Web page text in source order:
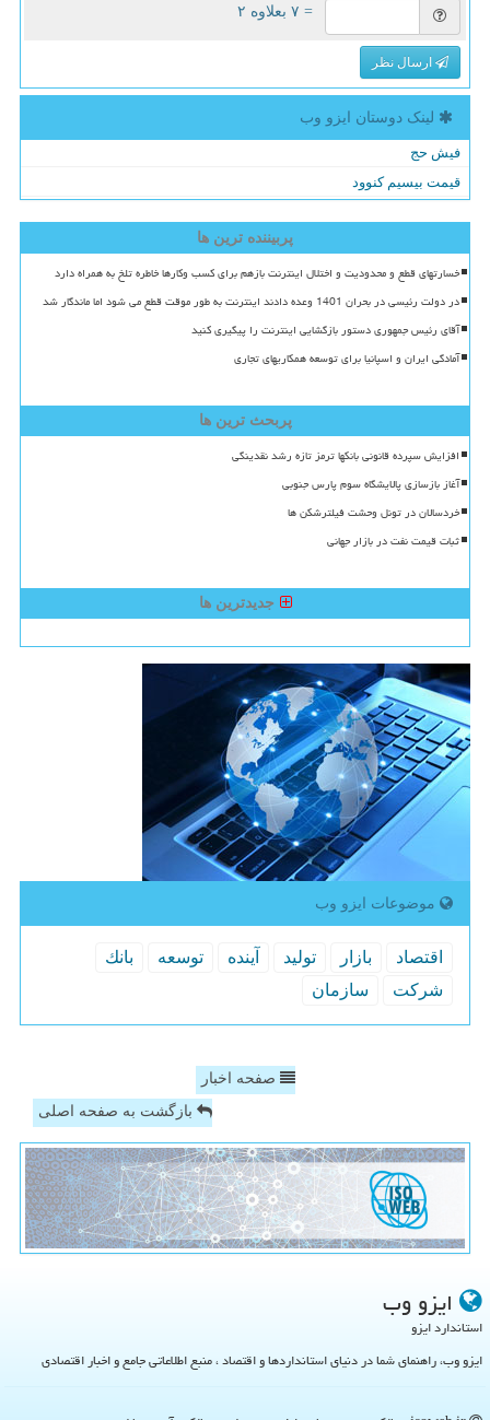
= ۷ بعلاوه ۲
ارسال نظر
لینک دوستان ایزو وب
فیش حج
قیمت بیسیم کنوود
پربیننده ترین ها
خسارتهای قطع و محدودیت و اختلال اینترنت بازهم برای کسب وکارها خاطره تلخ به همراه دارد
در دولت رئیسی در بحران 1401 وعده دادند اینترنت به طور موقت قطع می شود اما ماندگار شد
آقای رئیس جمهوری دستور بازگشایی اینترنت را پیگیری کنید
آمادگی ایران و اسپانیا برای توسعه همکاریهای تجاری
پربحث ترین ها
افزایش سپرده قانونی بانکها ترمز تازه رشد نقدینگی
آغاز بازسازی پالایشگاه سوم پارس جنوبی
خردسالان در تونل وحشت فیلترشکن ها
ثبات قیمت نفت در بازار جهانی
جدیدترین ها
موضوعات ایزو وب
اقتصاد بازار تولید آینده توسعه
بانك
شركت
سازمان
صفحه اخبار
بازگشت به صفحه اصلی
ایزو وب
استاندارد ایزو
ایزو وب، راهنمای شما در دنیای استانداردها و اقتصاد ، منبع اطلاعاتی جامع و اخبار اقتصادی